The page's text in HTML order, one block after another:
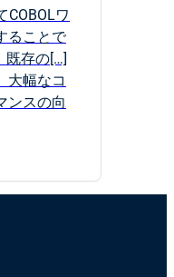
COBOLワ
ることで
既存の[…]
大幅なコ
ンスの向